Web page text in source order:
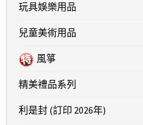
玩具娛樂用品
兒童美術用品
風箏
精美禮品系列
利是封 (訂印 2026年)